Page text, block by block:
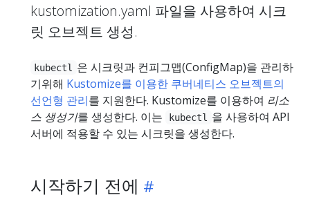
kustomization.yaml 파일을 사용하여 시크
릿 오브젝트 생성.
kubectl
은 시크릿과 컨피그맵(ConfigMap)을 관리하
기위해 Kustomize를 이용한 쿠버네티스 오브젝트의
선언형 관리를 지원한다. Kustomize를 이용하여 리소
스 생성기를 생성한다. 이는 kubectl
을 사용하여 API
서버에 적용할 수 있는 시크릿을 생성한다.
시작하기 전에